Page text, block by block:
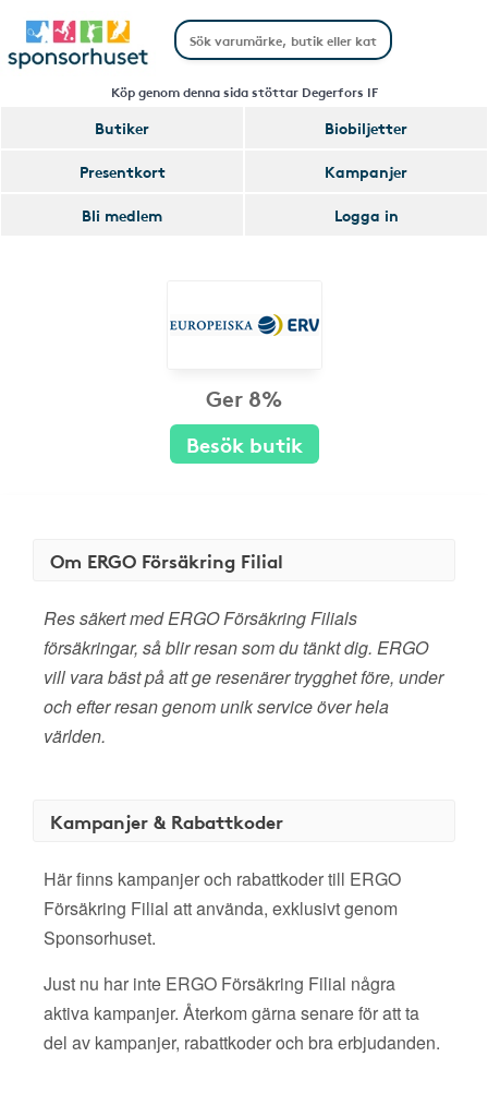
Köp genom denna sida stöttar Degerfors IF
Butiker
Biobiljetter
Presentkort
Kampanjer
Bli medlem
Logga in
Ger 8%
Besök butik
Om ERGO Försäkring Filial
Res säkert med ERGO Försäkring Filials
försäkringar, så blir resan som du tänkt dig. ERGO
vill vara bäst på att ge resenärer trygghet före, under
och efter resan genom unik service över hela
världen.
Kampanjer & Rabattkoder
Här finns kampanjer och rabattkoder till ERGO
Försäkring Filial att använda, exklusivt genom
Sponsorhuset.
Just nu har inte ERGO Försäkring Filial några
aktiva kampanjer. Återkom gärna senare för att ta
del av kampanjer, rabattkoder och bra erbjudanden.